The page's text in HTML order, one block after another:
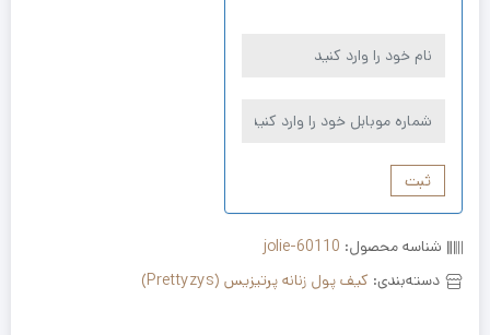
ثبت
شناسه محصول: jolie-60110
دسته‌بندی: کیف پول زنانه پرتیزیس (Prettyzys)